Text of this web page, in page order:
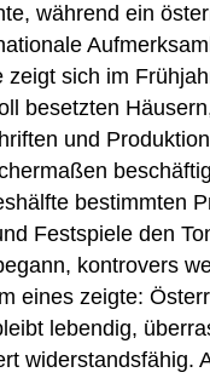
während ein
zeigt sich im
besetzten
und
bestimmten
Festspiele den
kontrovers
eines zeigte:
lebendig,
widerstandsfähig.